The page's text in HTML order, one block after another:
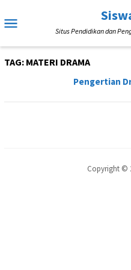
ke
MobileSitus Pendidikan dan
TAG: MATERI DRAMA
Pengertian
Copyright ©